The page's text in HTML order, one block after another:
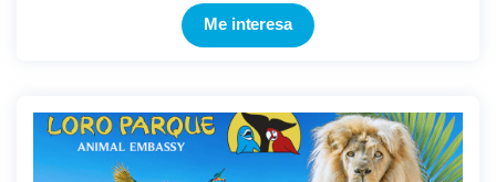
Me interesa